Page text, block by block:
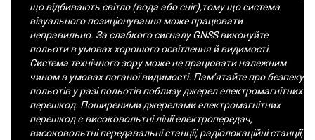
що відбивають світло (вода або сніг),тому що система
візуального позиціонування може працювати
неправильно. За слабкого сигналу GNSS виконуйте
польоти в умовах хорошого освітлення й видимості.
Система технічного зору може не працювати належним
чином в умовах поганої видимості. Пам’ятайте про безпеку
польотів у разі польотів поблизу джерел електромагнітних
перешкод. Поширеними джерелами електромагнітних
перешкод є високовольтні лінії електропередач,
високовольтні передавальні станції, радіолокаційні станції,